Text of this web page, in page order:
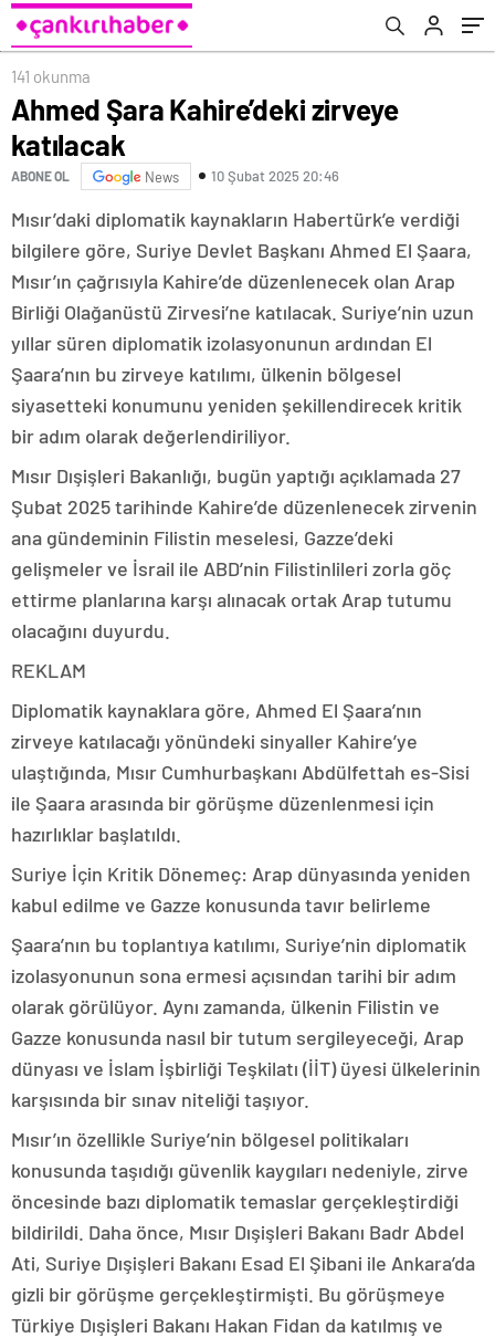
141 okunma
Ahmed Şara Kahire’deki zirveye
katılacak
ABONE OL News 10 Şubat 2025 20:46
Mısır’daki diplomatik kaynakların Habertürk’e verdiği
bilgilere göre, Suriye Devlet Başkanı Ahmed El Şaara,
Mısır’ın çağrısıyla Kahire’de düzenlenecek olan Arap
Birliği Olağanüstü Zirvesi’ne katılacak. Suriye’nin uzun
yıllar süren diplomatik izolasyonunun ardından El
Şaara’nın bu zirveye katılımı, ülkenin bölgesel
siyasetteki konumunu yeniden şekillendirecek kritik
bir adım olarak değerlendiriliyor.
Mısır Dışişleri Bakanlığı, bugün yaptığı açıklamada 27
Şubat 2025 tarihinde Kahire’de düzenlenecek zirvenin
ana gündeminin Filistin meselesi, Gazze’deki
gelişmeler ve İsrail ile ABD’nin Filistinlileri zorla göç
ettirme planlarına karşı alınacak ortak Arap tutumu
olacağını duyurdu.
REKLAM
Diplomatik kaynaklara göre, Ahmed El Şaara’nın
zirveye katılacağı yönündeki sinyaller Kahire’ye
ulaştığında, Mısır Cumhurbaşkanı Abdülfettah es-Sisi
ile Şaara arasında bir görüşme düzenlenmesi için
hazırlıklar başlatıldı.
Suriye İçin Kritik Dönemeç: Arap dünyasında yeniden
kabul edilme ve Gazze konusunda tavır belirleme
Şaara’nın bu toplantıya katılımı, Suriye’nin diplomatik
izolasyonunun sona ermesi açısından tarihi bir adım
olarak görülüyor. Aynı zamanda, ülkenin Filistin ve
Gazze konusunda nasıl bir tutum sergileyeceği, Arap
dünyası ve İslam İşbirliği Teşkilatı (İİT) üyesi ülkelerinin
karşısında bir sınav niteliği taşıyor.
Mısır’ın özellikle Suriye’nin bölgesel politikaları
konusunda taşıdığı güvenlik kaygıları nedeniyle, zirve
öncesinde bazı diplomatik temaslar gerçekleştirdiği
bildirildi. Daha önce, Mısır Dışişleri Bakanı Badr Abdel
Ati, Suriye Dışişleri Bakanı Esad El Şibani ile Ankara’da
gizli bir görüşme gerçekleştirmişti. Bu görüşmeye
Türkiye Dışişleri Bakanı Hakan Fidan da katılmış ve